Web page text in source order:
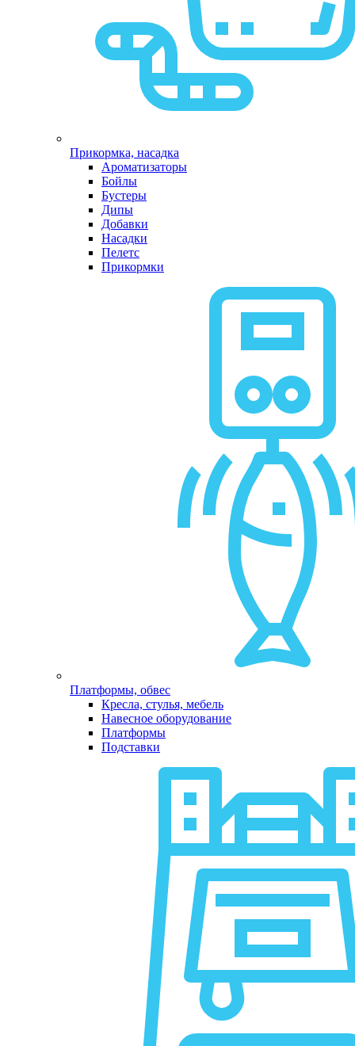
Прикормка, насадка
Ароматизаторы
Бойлы
Бустеры
Дипы
Добавки
Насадки
Пелетс
Прикормки
Платформы, обвес
Кресла, стулья, мебель
Навесное оборудование
Платформы
Подставки